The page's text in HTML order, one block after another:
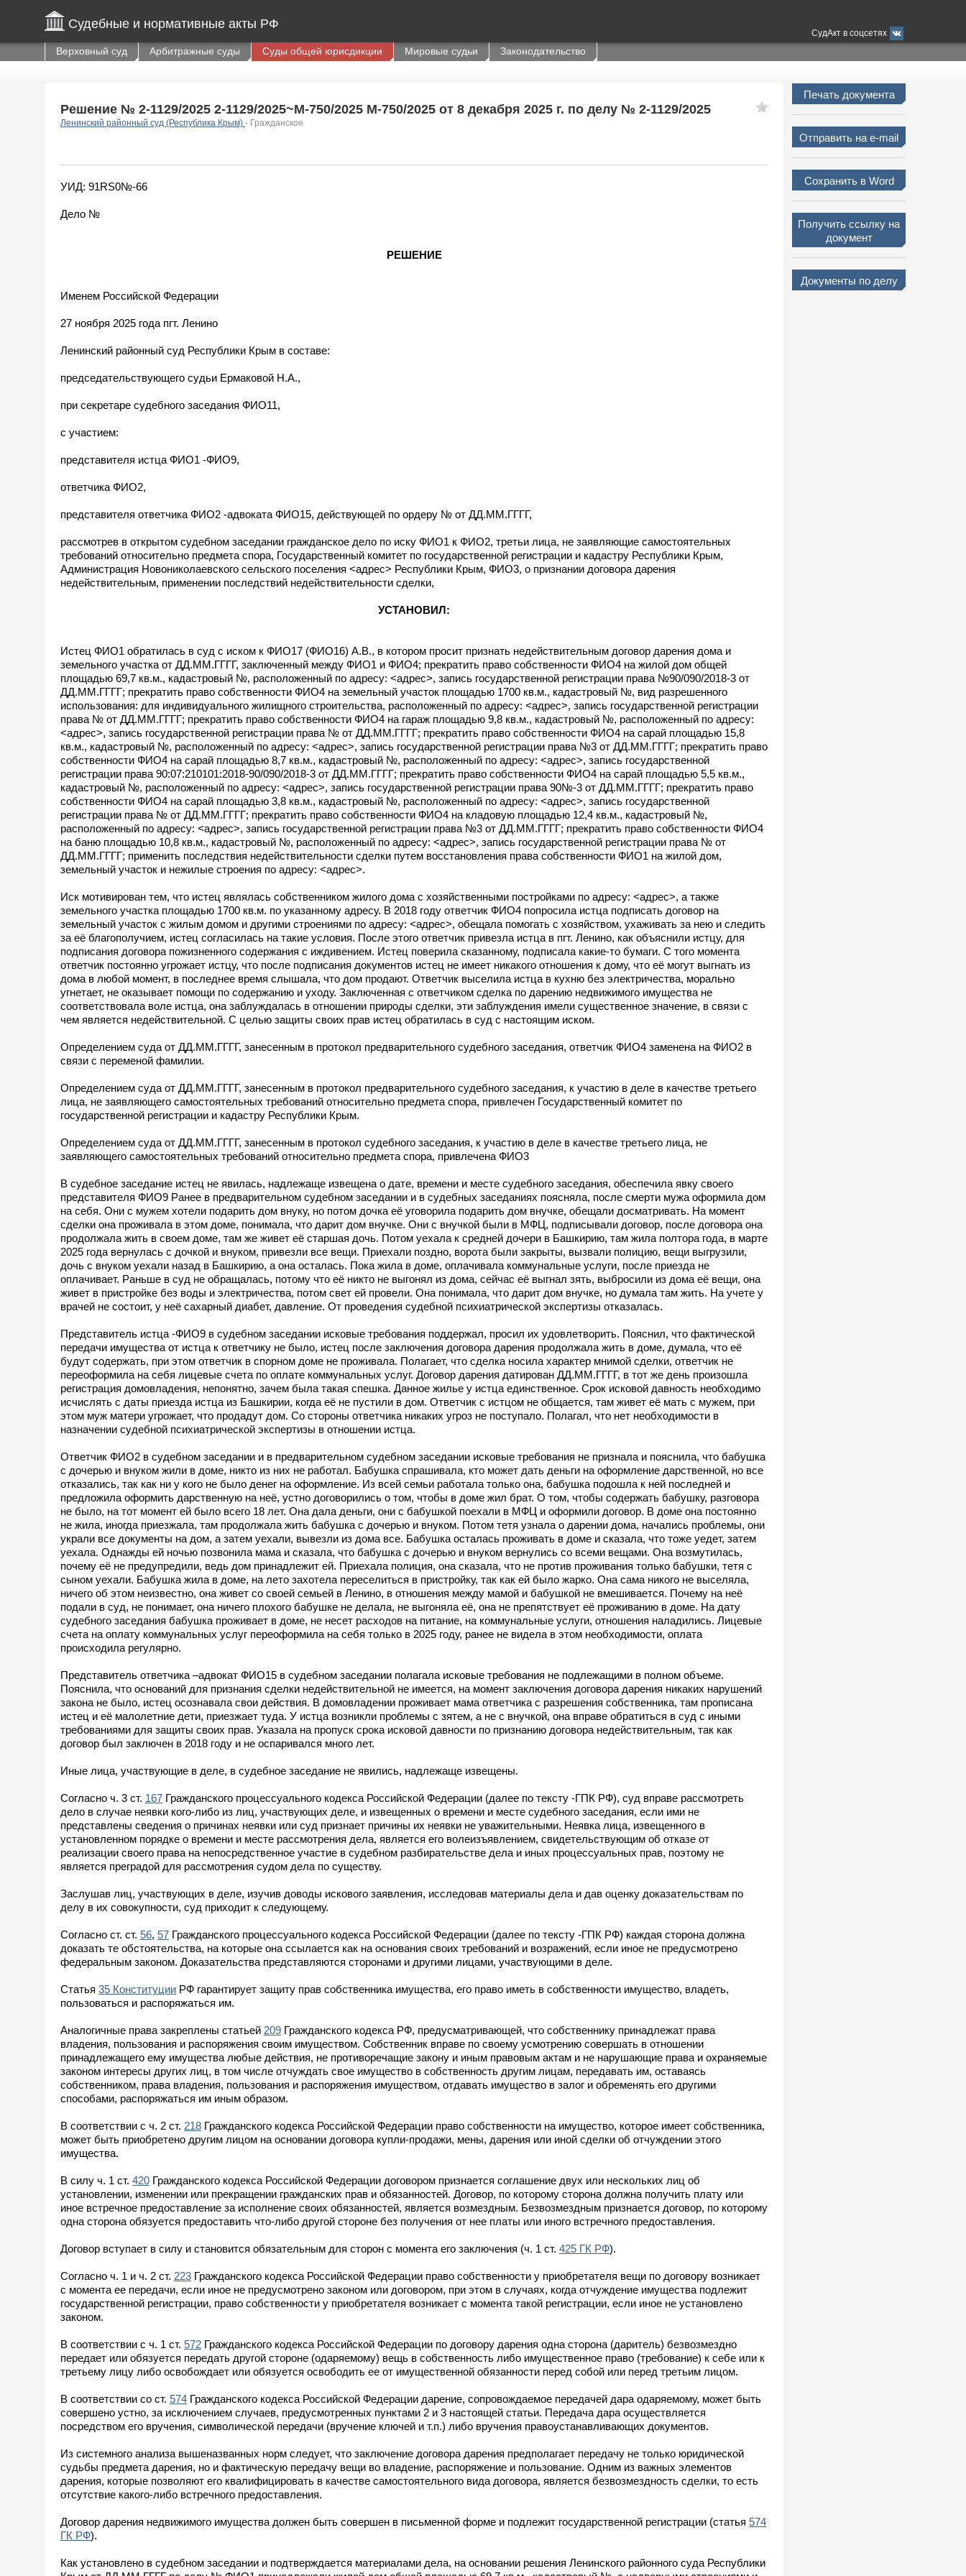
Судебные и нормативные акты РФ
СудАкт в соцсетях
Верховный суд Арбитражные суды Суды общей юрисдикции Мировые судьи Законодательство
Решение № 2-1129/2025 2-1129/2025~М-750/2025 М-750/2025 от 8 декабря 2025 г. по делу № 2-1129/2025
Ленинский районный суд (Республика Крым) - Гражданское
УИД: 91RS0№-66
Дело №
РЕШЕНИЕ
Именем Российской Федерации
27 ноября 2025 года пгт. Ленино
Ленинский районный суд Республики Крым в составе:
председательствующего судьи Ермаковой Н.А.,
при секретаре судебного заседания ФИО11,
с участием:
представителя истца ФИО1 -ФИО9,
ответчика ФИО2,
представителя ответчика ФИО2 -адвоката ФИО15, действующей по ордеру № от ДД.ММ.ГГГГ,
рассмотрев в открытом судебном заседании гражданское дело по иску ФИО1 к ФИО2, третьи лица, не заявляющие самостоятельных
требований относительно предмета спора, Государственный комитет по государственной регистрации и кадастру Республики Крым,
Администрация Новониколаевского сельского поселения <адрес> Республики Крым, ФИО3, о признании договора дарения
недействительным, применении последствий недействительности сделки,
УСТАНОВИЛ:
Истец ФИО1 обратилась в суд с иском к ФИО17 (ФИО16) А.В., в котором просит признать недействительным договор дарения дома и
земельного участка от ДД.ММ.ГГГГ, заключенный между ФИО1 и ФИО4; прекратить право собственности ФИО4 на жилой дом общей
площадью 69,7 кв.м., кадастровый №, расположенный по адресу: <адрес>, запись государственной регистрации права №90/090/2018-3 от
ДД.ММ.ГГГГ; прекратить право собственности ФИО4 на земельный участок площадью 1700 кв.м., кадастровый №, вид разрешенного
использования: для индивидуального жилищного строительства, расположенный по адресу: <адрес>, запись государственной регистрации
права № от ДД.ММ.ГГГГ; прекратить право собственности ФИО4 на гараж площадью 9,8 кв.м., кадастровый №, расположенный по адресу:
<адрес>, запись государственной регистрации права № от ДД.ММ.ГГГГ; прекратить право собственности ФИО4 на сарай площадью 15,8
кв.м., кадастровый №, расположенный по адресу: <адрес>, запись государственной регистрации права №3 от ДД.ММ.ГГГГ; прекратить право
собственности ФИО4 на сарай площадью 8,7 кв.м., кадастровый №, расположенный по адресу: <адрес>, запись государственной
регистрации права 90:07:210101:2018-90/090/2018-3 от ДД.ММ.ГГГГ; прекратить право собственности ФИО4 на сарай площадью 5,5 кв.м.,
кадастровый №, расположенный по адресу: <адрес>, запись государственной регистрации права 90№-3 от ДД.ММ.ГГГГ; прекратить право
собственности ФИО4 на сарай площадью 3,8 кв.м., кадастровый №, расположенный по адресу: <адрес>, запись государственной
регистрации права № от ДД.ММ.ГГГГ; прекратить право собственности ФИО4 на кладовую площадью 12,4 кв.м., кадастровый №,
расположенный по адресу: <адрес>, запись государственной регистрации права №3 от ДД.ММ.ГГГГ; прекратить право собственности ФИО4
на баню площадью 10,8 кв.м., кадастровый №, расположенный по адресу: <адрес>, запись государственной регистрации права № от
ДД.ММ.ГГГГ; применить последствия недействительности сделки путем восстановления права собственности ФИО1 на жилой дом,
земельный участок и нежилые строения по адресу: <адрес>.
Иск мотивирован тем, что истец являлась собственником жилого дома с хозяйственными постройками по адресу: <адрес>, а также
земельного участка площадью 1700 кв.м. по указанному адресу. В 2018 году ответчик ФИО4 попросила истца подписать договор на
земельный участок с жилым домом и другими строениями по адресу: <адрес>, обещала помогать с хозяйством, ухаживать за нею и следить
за её благополучием, истец согласилась на такие условия. После этого ответчик привезла истца в пгт. Ленино, как объяснили истцу, для
подписания договора пожизненного содержания с иждивением. Истец поверила сказанному, подписала какие-то бумаги. С того момента
ответчик постоянно угрожает истцу, что после подписания документов истец не имеет никакого отношения к дому, что её могут выгнать из
дома в любой момент, в последнее время слышала, что дом продают. Ответчик выселила истца в кухню без электричества, морально
угнетает, не оказывает помощи по содержанию и уходу. Заключенная с ответчиком сделка по дарению недвижимого имущества не
соответствовала воле истца, она заблуждалась в отношении природы сделки, эти заблуждения имели существенное значение, в связи с
чем является недействительной. С целью защиты своих прав истец обратилась в суд с настоящим иском.
Определением суда от ДД.ММ.ГГГГ, занесенным в протокол предварительного судебного заседания, ответчик ФИО4 заменена на ФИО2 в
связи с переменой фамилии.
Определением суда от ДД.ММ.ГГГГ, занесенным в протокол предварительного судебного заседания, к участию в деле в качестве третьего
лица, не заявляющего самостоятельных требований относительно предмета спора, привлечен Государственный комитет по
государственной регистрации и кадастру Республики Крым.
Определением суда от ДД.ММ.ГГГГ, занесенным в протокол судебного заседания, к участию в деле в качестве третьего лица, не
заявляющего самостоятельных требований относительно предмета спора, привлечена ФИО3
В судебное заседание истец не явилась, надлежаще извещена о дате, времени и месте судебного заседания, обеспечила явку своего
представителя ФИО9 Ранее в предварительном судебном заседании и в судебных заседаниях поясняла, после смерти мужа оформила дом
на себя. Они с мужем хотели подарить дом внуку, но потом дочка её уговорила подарить дом внучке, обещали досматривать. На момент
сделки она проживала в этом доме, понимала, что дарит дом внучке. Они с внучкой были в МФЦ, подписывали договор, после договора она
продолжала жить в своем доме, там же живет её старшая дочь. Потом уехала к средней дочери в Башкирию, там жила полтора года, в марте
2025 года вернулась с дочкой и внуком, привезли все вещи. Приехали поздно, ворота были закрыты, вызвали полицию, вещи выгрузили,
дочь с внуком уехали назад в Башкирию, а она осталась. Пока жила в доме, оплачивала коммунальные услуги, после приезда не
оплачивает. Раньше в суд не обращалась, потому что её никто не выгонял из дома, сейчас её выгнал зять, выбросили из дома её вещи, она
живет в пристройке без воды и электричества, потом свет ей провели. Она понимала, что дарит дом внучке, но думала там жить. На учете у
врачей не состоит, у неё сахарный диабет, давление. От проведения судебной психиатрической экспертизы отказалась.
Представитель истца -ФИО9 в судебном заседании исковые требования поддержал, просил их удовлетворить. Пояснил, что фактической
передачи имущества от истца к ответчику не было, истец после заключения договора дарения продолжала жить в доме, думала, что её
будут содержать, при этом ответчик в спорном доме не проживала. Полагает, что сделка носила характер мнимой сделки, ответчик не
переоформила на себя лицевые счета по оплате коммунальных услуг. Договор дарения датирован ДД.ММ.ГГГГ, в тот же день произошла
регистрация домовладения, непонятно, зачем была такая спешка. Данное жилье у истца единственное. Срок исковой давность необходимо
исчислять с даты приезда истца из Башкирии, когда её не пустили в дом. Ответчик с истцом не общается, там живет её мать с мужем, при
этом муж матери угрожает, что продадут дом. Со стороны ответчика никаких угроз не поступало. Полагал, что нет необходимости в
назначении судебной психиатрической экспертизы в отношении истца.
Ответчик ФИО2 в судебном заседании и в предварительном судебном заседании исковые требования не признала и пояснила, что бабушка
с дочерью и внуком жили в доме, никто из них не работал. Бабушка спрашивала, кто может дать деньги на оформление дарственной, но все
отказались, так как ни у кого не было денег на оформление. Из всей семьи работала только она, бабушка подошла к ней последней и
предложила оформить дарственную на неё, устно договорились о том, чтобы в доме жил брат. О том, чтобы содержать бабушку, разговора
не было, на тот момент ей было всего 18 лет. Она дала деньги, они с бабушкой поехали в МФЦ и оформили договор. В доме она постоянно
не жила, иногда приезжала, там продолжала жить бабушка с дочерью и внуком. Потом тетя узнала о дарении дома, начались проблемы, они
украли все документы на дом, а затем уехали, вывезли из дома все. Бабушка осталась проживать в доме и сказала, что тоже уедет, затем
уехала. Однажды ей ночью позвонила мама и сказала, что бабушка с дочерью и внуком вернулись со всеми вещами. Она возмутилась,
почему её не предупредили, ведь дом принадлежит ей. Приехала полиция, она сказала, что не против проживания только бабушки, тетя с
сыном уехали. Бабушка жила в доме, на лето захотела переселиться в пристройку, так как ей было жарко. Она сама никого не выселяла,
ничего об этом неизвестно, она живет со своей семьей в Ленино, в отношения между мамой и бабушкой не вмешивается. Почему на неё
подали в суд, не понимает, она ничего плохого бабушке не делала, не выгоняла её, она не препятствует её проживанию в доме. На дату
судебного заседания бабушка проживает в доме, не несет расходов на питание, на коммунальные услуги, отношения наладились. Лицевые
счета на оплату коммунальных услуг переоформила на себя только в 2025 году, ранее не видела в этом необходимости, оплата
происходила регулярно.
Представитель ответчика –адвокат ФИО15 в судебном заседании полагала исковые требования не подлежащими в полном объеме.
Пояснила, что оснований для признания сделки недействительной не имеется, на момент заключения договора дарения никаких нарушений
закона не было, истец осознавала свои действия. В домовладении проживает мама ответчика с разрешения собственника, там прописана
истец и её малолетние дети, приезжает туда. У истца возникли проблемы с зятем, а не с внучкой, она вправе обратиться в суд с иными
требованиями для защиты своих прав. Указала на пропуск срока исковой давности по признанию договора недействительным, так как
договор был заключен в 2018 году и не оспаривался много лет.
Иные лица, участвующие в деле, в судебное заседание не явились, надлежаще извещены.
Согласно ч. 3 ст. 167 Гражданского процессуального кодекса Российской Федерации (далее по тексту -ГПК РФ), суд вправе рассмотреть
дело в случае неявки кого-либо из лиц, участвующих деле, и извещенных о времени и месте судебного заседания, если ими не
представлены сведения о причинах неявки или суд признает причины их неявки не уважительными. Неявка лица, извещенного в
установленном порядке о времени и месте рассмотрения дела, является его волеизъявлением, свидетельствующим об отказе от
реализации своего права на непосредственное участие в судебном разбирательстве дела и иных процессуальных прав, поэтому не
является преградой для рассмотрения судом дела по существу.
Заслушав лиц, участвующих в деле, изучив доводы искового заявления, исследовав материалы дела и дав оценку доказательствам по
делу в их совокупности, суд приходит к следующему.
Согласно ст. ст. 56, 57 Гражданского процессуального кодекса Российской Федерации (далее по тексту -ГПК РФ) каждая сторона должна
доказать те обстоятельства, на которые она ссылается как на основания своих требований и возражений, если иное не предусмотрено
федеральным законом. Доказательства представляются сторонами и другими лицами, участвующими в деле.
Статья 35 Конституции РФ гарантирует защиту прав собственника имущества, его право иметь в собственности имущество, владеть,
пользоваться и распоряжаться им.
Аналогичные права закреплены статьей 209 Гражданского кодекса РФ, предусматривающей, что собственнику принадлежат права
владения, пользования и распоряжения своим имуществом. Собственник вправе по своему усмотрению совершать в отношении
принадлежащего ему имущества любые действия, не противоречащие закону и иным правовым актам и не нарушающие права и охраняемые
законом интересы других лиц, в том числе отчуждать свое имущество в собственность другим лицам, передавать им, оставаясь
собственником, права владения, пользования и распоряжения имуществом, отдавать имущество в залог и обременять его другими
способами, распоряжаться им иным образом.
В соответствии с ч. 2 ст. 218 Гражданского кодекса Российской Федерации право собственности на имущество, которое имеет собственника,
может быть приобретено другим лицом на основании договора купли-продажи, мены, дарения или иной сделки об отчуждении этого
имущества.
В силу ч. 1 ст. 420 Гражданского кодекса Российской Федерации договором признается соглашение двух или нескольких лиц об
установлении, изменении или прекращении гражданских прав и обязанностей. Договор, по которому сторона должна получить плату или
иное встречное предоставление за исполнение своих обязанностей, является возмездным. Безвозмездным признается договор, по которому
одна сторона обязуется предоставить что-либо другой стороне без получения от нее платы или иного встречного предоставления.
Договор вступает в силу и становится обязательным для сторон с момента его заключения (ч. 1 ст. 425 ГК РФ).
Согласно ч. 1 и ч. 2 ст. 223 Гражданского кодекса Российской Федерации право собственности у приобретателя вещи по договору возникает
с момента ее передачи, если иное не предусмотрено законом или договором, при этом в случаях, когда отчуждение имущества подлежит
государственной регистрации, право собственности у приобретателя возникает с момента такой регистрации, если иное не установлено
законом.
В соответствии с ч. 1 ст. 572 Гражданского кодекса Российской Федерации по договору дарения одна сторона (даритель) безвозмездно
передает или обязуется передать другой стороне (одаряемому) вещь в собственность либо имущественное право (требование) к себе или к
третьему лицу либо освобождает или обязуется освободить ее от имущественной обязанности перед собой или перед третьим лицом.
В соответствии со ст. 574 Гражданского кодекса Российской Федерации дарение, сопровождаемое передачей дара одаряемому, может быть
совершено устно, за исключением случаев, предусмотренных пунктами 2 и 3 настоящей статьи. Передача дара осуществляется
посредством его вручения, символической передачи (вручение ключей и т.п.) либо вручения правоустанавливающих документов.
Из системного анализа вышеназванных норм следует, что заключение договора дарения предполагает передачу не только юридической
судьбы предмета дарения, но и фактическую передачу вещи во владение, распоряжение и пользование. Одним из важных элементов
дарения, которые позволяют его квалифицировать в качестве самостоятельного вида договора, является безвозмездность сделки, то есть
отсутствие какого-либо встречного предоставления.
Договор дарения недвижимого имущества должен быть совершен в письменной форме и подлежит государственной регистрации (статья 574
ГК РФ).
Как установлено в судебном заседании и подтверждается материалами дела, на основании решения Ленинского районного суда Республики
Печать документа
Отправить на e-mail
Сохранить в Word
Получить ссылку на
документ
Документы по делу